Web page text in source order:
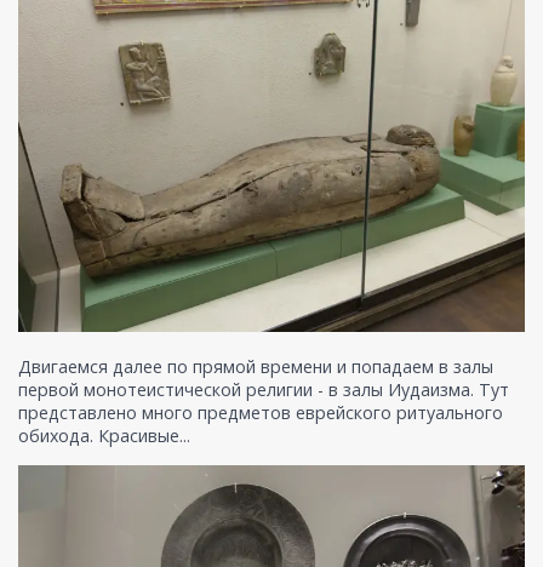
Двигаемся далее по прямой времени и попадаем в залы
первой монотеистической религии - в залы Иудаизма. Тут
представлено много предметов еврейского ритуального
обихода. Красивые...